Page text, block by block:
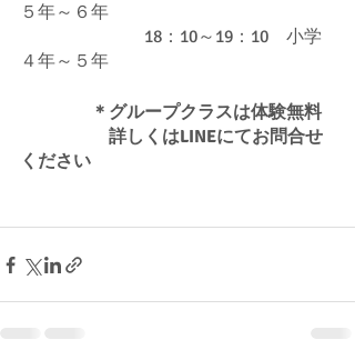
５年～６年
18：10～19：10　小学
４年～５年
＊グループクラスは体験無料
詳しくはLINEにてお問合せ
ください